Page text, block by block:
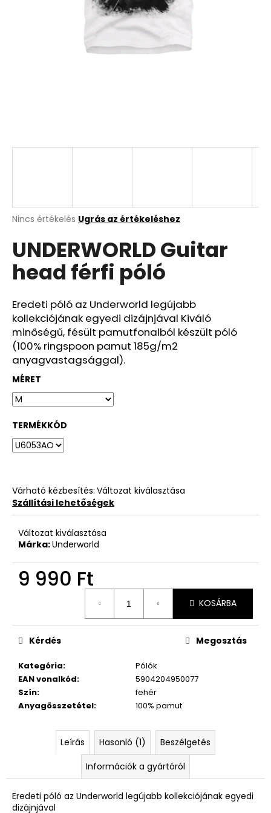
A
átlagos
értékelése
5-
ből
csillag.
Nincs értékelés Ugrás az értékeléshez
UNDERWORLD Guitar
head férfi póló
Eredeti póló az Underworld legújabb
kollekciójának egyedi dizájnjával Kiváló
minőségű, fésült pamutfonalból készült póló
(100% ringspoon pamut 185g/m2
anyagvastagsággal).
MÉRET
TERMÉKKÓD
Várható kézbesítés: Változat kiválasztása
Szállítási lehetőségek
Változat kiválasztása
Márka:Underworld
9 990 Ft
KOSÁRBA
Kategória:
Pólók
EAN vonalkód:
5904204950077
Szín:
fehér
Anyagösszetétel: 100% pamut
Kérdés Megosztás
Leírás Hasonló (1)
Beszélgetés
Információk a gyártóról
Eredeti póló az Underworld legújabb kollekciójának egyedi
dizájnjával